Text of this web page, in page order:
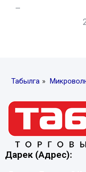
–
Табылга »
Дарек (Адрес):